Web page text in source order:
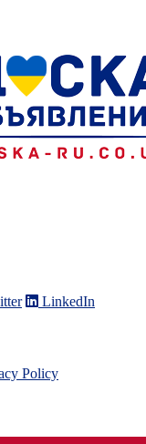
LinkedIn
Policy